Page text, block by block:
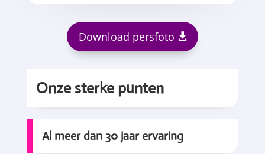
Download persfoto
Onze sterke punten
Al meer dan 30 jaar ervaring